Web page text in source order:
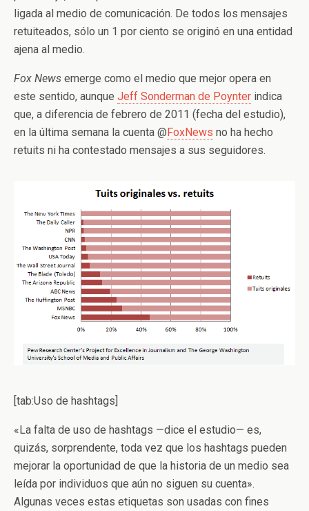
ligada al medio de comunicación. De todos los mensajes
retuiteados, sólo un 1 por ciento se originó en una entidad
ajena al medio.
Fox News emerge como el medio que mejor opera en
este sentido, aunque Jeff Sonderman de Poynter indica
que, a diferencia de febrero de 2011 (fecha del estudio),
en la última semana la cuenta @ FoxNews no ha hecho
retuits ni ha contestado mensajes a sus seguidores.
[tab:Uso de hashtags]
«La falta de uso de hashtags —dice el estudio— es,
quizás, sorprendente, toda vez que los hashtags pueden
mejorar la oportunidad de que la historia de un medio sea
leída por individuos que aún no siguen su cuenta».
Algunas veces estas etiquetas son usadas con fines